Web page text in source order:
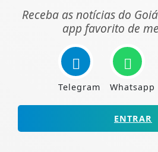
Receba as notícias do
app favorito de
Telegram Whatsapp
ENTRAR